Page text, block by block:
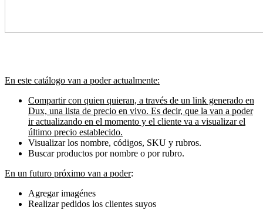
En este catálogo van a poder actualmente:
Compartir con quien quieran, a través de un link generado en
Dux, una lista de precio en vivo. Es decir, que la van a poder
ir actualizando en el momento y el cliente va a visualizar el
último precio establecido.
Visualizar los nombre, códigos, SKU y rubros.
Buscar productos por nombre o por rubro.
En un futuro próximo van a poder:
Agregar imagénes
Realizar pedidos los clientes suyos